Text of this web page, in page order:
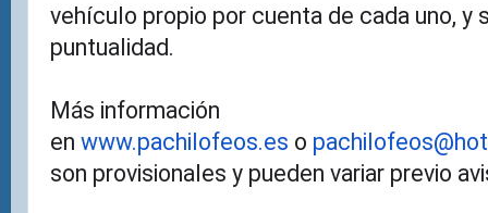
vehículo propio por cuenta de cada uno, y
puntualidad.
Más información
en www.pachilofeos.es o
son provisionales y pueden variar previo